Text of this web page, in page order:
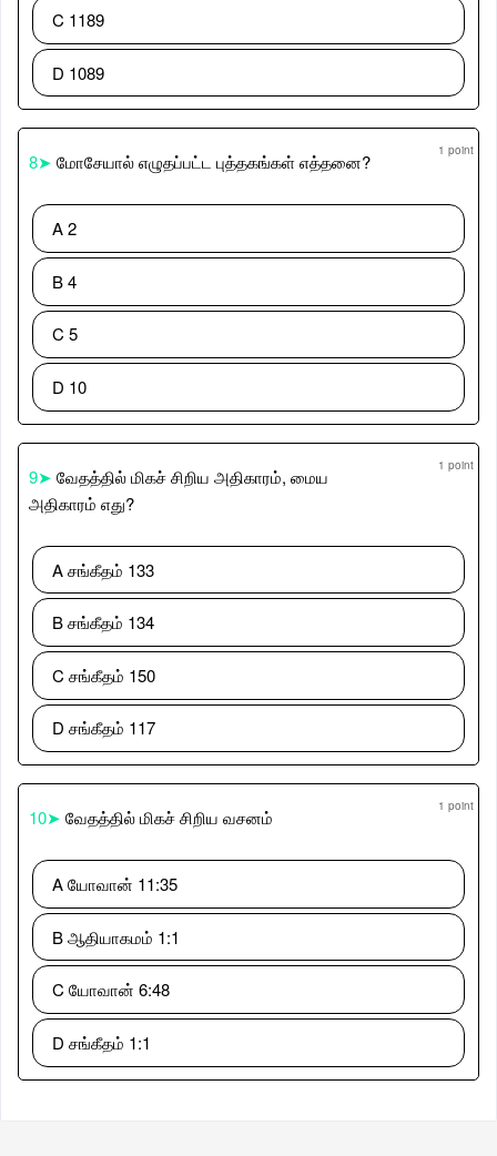
C 1189
D 1089
8➤ மோசேயால் எழுதப்பட்ட புத்தகங்கள் எத்தனை? 1 point
A 2
B 4
C 5
D 10
9➤ வேதத்தில் மிகச் சிறிய அதிகாரம், மைய
அதிகாரம் எது?
1 point
A சங்கீதம் 133
B சங்கீதம் 134
C சங்கீதம் 150
D சங்கீதம் 117
10➤ வேதத்தில் மிகச் சிறிய வசனம் 1 point
A யோவான் 11:35
B ஆதியாகமம் 1:1
C யோவான் 6:48
D சங்கீதம் 1:1